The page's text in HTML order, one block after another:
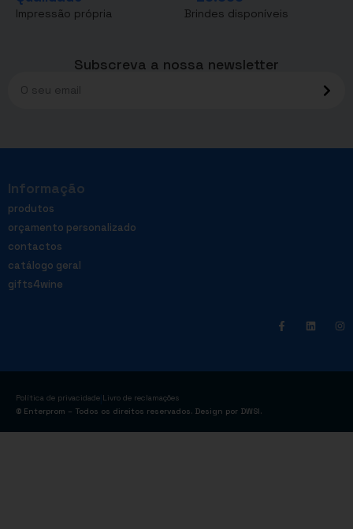
Impressão própria Brindes disponíveis
Subscreva a nossa newsletter
Informação
produtos
orçamento personalizado
contactos
catálogo geral
gifts4wine
Política de privacidade Livro de reclamações
© Enterprom – Todos os direitos reservados. Design por DWSI.